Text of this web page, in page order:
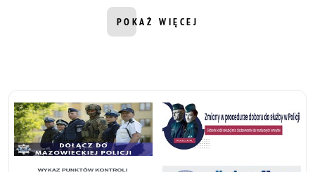
POKAŻ WIĘCEJ
INFORMACJI Z DZIAŁU